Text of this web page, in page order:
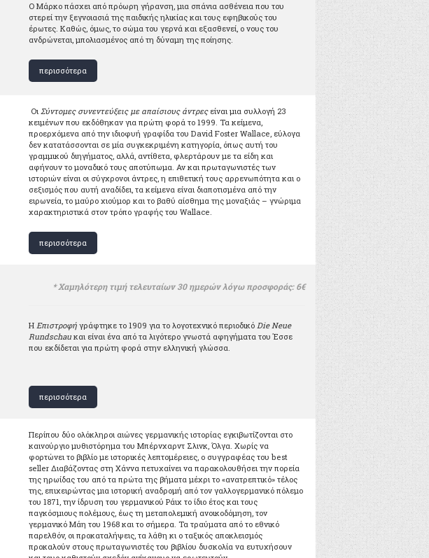
Ο Μάρκο πάσχει από πρόωρη γήρανση, μια σπάνια ασθένεια που του
στερεί την ξεγνοιασιά της παιδικής ηλικίας και τους εφηβικούς του
έρωτες. Καθώς, όμως, το σώμα του γερνά και εξασθενεί, ο νους του
ανδρώνεται, μπολιασμένος από τη δύναμη της ποίησης.
περισσότερα
Οι Σύντομες συνεντεύξεις με απαίσιους άντρεςείναι μια συλλογή 23
κειμένων που εκδόθηκαν για πρώτη φορά το 1999. Τα κείμενα,
προερχόμενα από την ιδιοφυή γραφίδα του David Foster Wallace, εύλογα
δεν κατατάσσονται σε μία συγκεκριμένη κατηγορία, όπως αυτή του
γραμμικού διηγήματος, αλλά, αντίθετα, φλερτάρουν με τα είδη και
αφήνουν το μοναδικό τους αποτύπωμα. Αν και πρωταγωνιστές των
ιστοριών είναι οι σύγχρονοι άντρες, η επιθετική τους αρρενωπότητα και ο
σεξισμός που αυτή αναδίδει, τα κείμενα είναι διαποτισμένα από την
ειρωνεία, το μαύρο χιούμορ και το βαθύ αίσθημα της μοναξιάς – γνώριμα
χαρακτηριστικά στον τρόπο γραφής του Wallace.
περισσότερα
* Χαμηλότερη τιμή τελευταίων 30 ημερών λόγω προσφοράς: 6€
Η Επιστροφή γράφτηκε το 1909 για το λογοτεχνικό περιοδικό Die Neue
Rundschau και είναι ένα από τα λιγότερο γνωστά αφηγήματα του Έσσε
που εκδίδεται για πρώτη φορά στην ελληνική γλώσσα.
περισσότερα
Περίπου δύο ολόκληροι αιώνες γερμανικής ιστορίας εγκιβωτίζονται στο
καινούργιο μυθιστόρημα του Μπέρνχαρντ Σλινκ, Όλγα. Χωρίς να
φορτώνει το βιβλίο με ιστορικές λεπτομέρειες, ο συγγραφέας του best
seller Διαβάζοντας στη Χάννα πετυχαίνει να παρακολουθήσει την πορεία
της ηρωίδας του από τα πρώτα της βήματα μέχρι το «ανατρεπτικό» τέλος
της, επιχειρώντας μια ιστορική αναδρομή από τον γαλλογερμανικό πόλεμο
του 1871, την ίδρυση του γερμανικού Ράιχ το ίδιο έτος και τους
παγκόσμιους πολέμους, έως τη μεταπολεμική ανοικοδόμηση, τον
γερμανικό Μάη του 1968 και το σήμερα. Τα τραύματα από το εθνικό
παρελθόν, οι προκαταλήψεις, τα λάθη κι ο ταξικός αποκλεισμός
προκαλούν στους πρωταγωνιστές του βιβλίου δυσκολία να ευτυχήσουν